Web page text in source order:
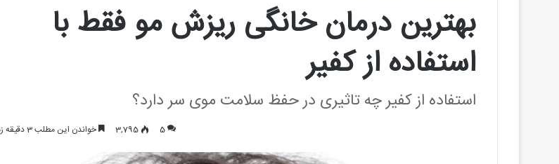
بهترین درمان خانگی ریزش مو فقط با
استفاده از کفیر
استفاده از کفیر چه تاثیری در حفظ سلامت موی سر دارد؟
5
3,795 خواندن این مطلب 3 دقیقه زمان میبرد